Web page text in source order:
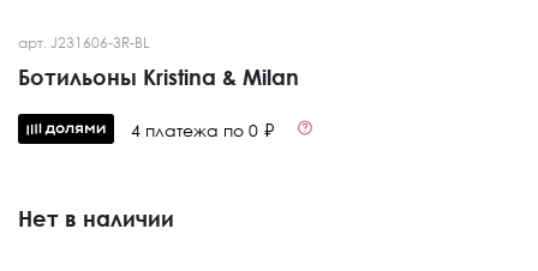
арт. J231606-3R-BL
Ботильоны Kristina & Milan
4 платежа по 0 ₽
Нет в наличии